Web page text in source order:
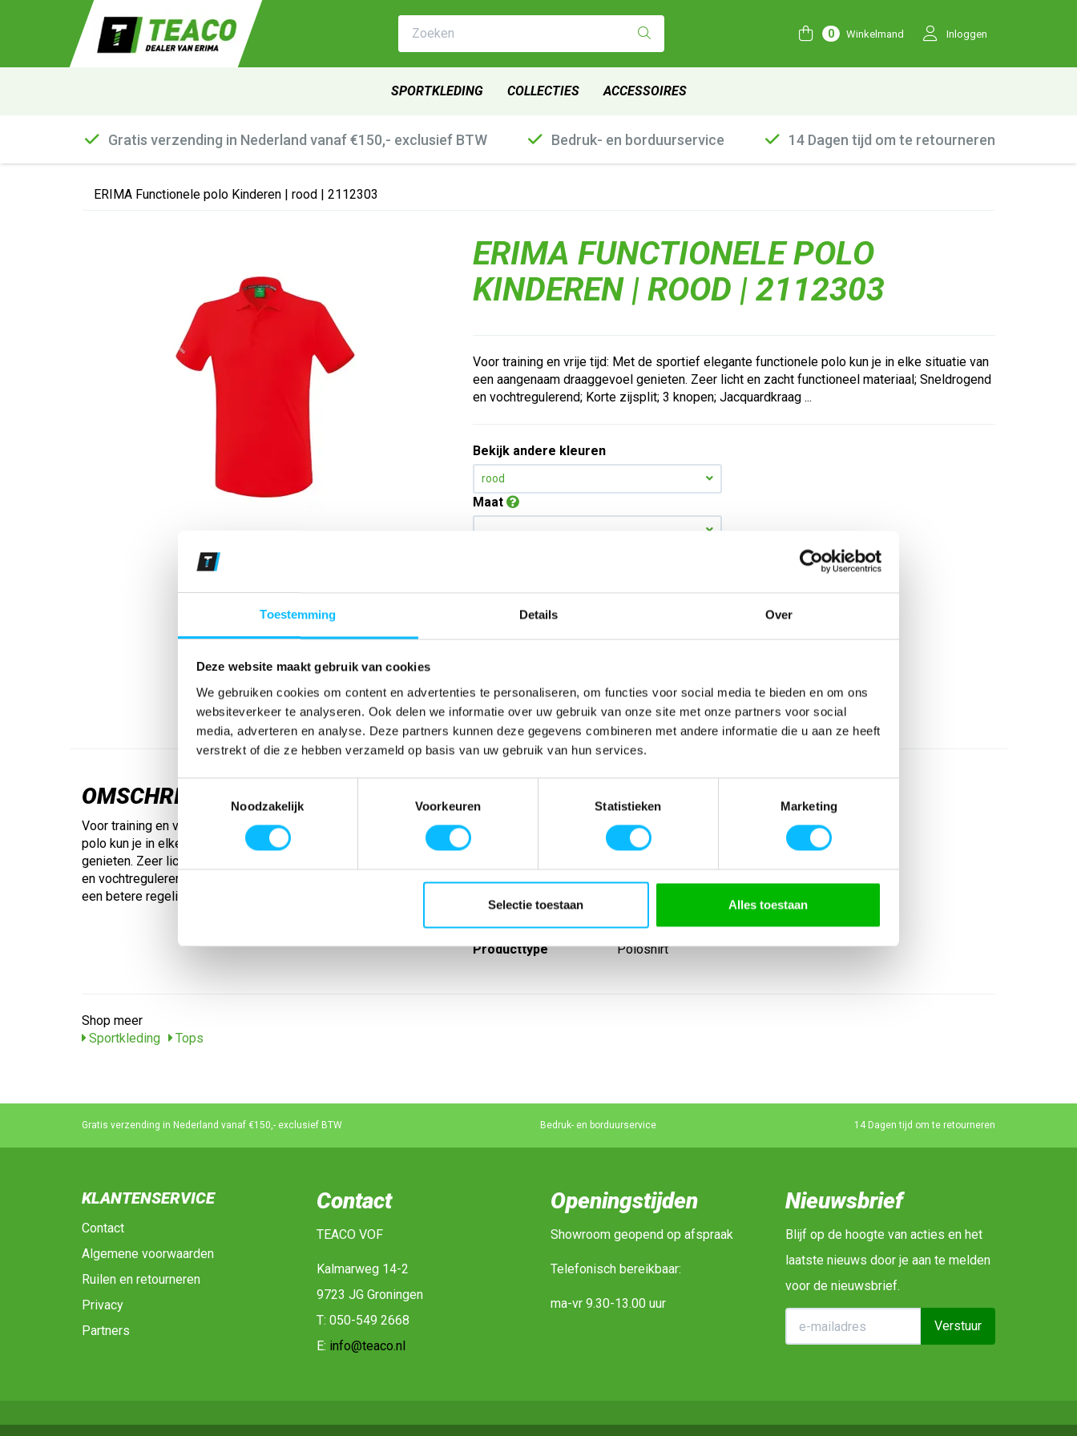
Toestemming Details Over
Deze website maakt gebruik van cookies
We gebruiken cookies om content en advertenties te personaliseren, om functies voor social media te bieden en om ons
websiteverkeer te analyseren. Ook delen we informatie over uw gebruik van onze site met onze partners voor social
media, adverteren en analyse. Deze partners kunnen deze gegevens combineren met andere informatie die u aan ze heeft
verstrekt of die ze hebben verzameld op basis van uw gebruik van hun services.
Toestemmingsselectie
Noodzakelijk
Voorkeuren Statistieken Marketing
Selectie toestaan Alles toestaan
0 Winkelmand Inloggen
SPORTKLEDING COLLECTIES ACCESSOIRES
Gratis verzending in Nederland vanaf €150,- exclusief BTW Bedruk- en borduurservice 14 Dagen tijd om te retourneren
ERIMA Functionele polo Kinderen | rood | 2112303
ERIMA FUNCTIONELE POLO
KINDEREN | ROOD | 2112303
Voor training en vrije tijd: Met de sportief elegante functionele polo kun je in elke situatie van
een aangenaam draaggevoel genieten. Zeer licht en zacht functioneel materiaal; Sneldrogend
en vochtregulerend; Korte zijsplit; 3 knopen; Jacquardkraag ...
Bekijk andere kleuren
rood
Maat
*Gratis verzending vanaf €150,- exclusief BTW
OMSCHRIJVING
Voor training en vrije tijd: Met de sportief elegante functionele
polo kun je in elke situatie van een aangenaam draaggevoel
genieten. Zeer licht en zacht functioneel materiaal; Sneldrogend
en vochtregulerend; Korte zijsplit; 3 knopen; Jacquardkraag voor
een betere regeling van de lichaamstemperatuur in de nek
SPECIFICATIES
-
Model
2112301pk
Materiaal
Materiaal: 100% gerecycled polyester
Sport
Type groep
Tops
Producttype
Poloshirt
Shop meer
Sportkleding
Tops
Gratis verzending in Nederland vanaf €150,- exclusief BTW Bedruk- en borduurservice 14 Dagen tijd om te retourneren
KLANTENSERVICE
Contact
Algemene voorwaarden
Ruilen en retourneren
Privacy
Partners
Contact
TEACO VOF
Kalmarweg 14-2
9723 JG Groningen
T: 050-549 2668
E: info@teaco.nl
Openingstijden
Showroom geopend op afspraak
Telefonisch bereikbaar:
ma-vr 9.30-13.00 uur
Nieuwsbrief
Blijf op de hoogte van acties en het
laatste nieuws door je aan te melden
voor de nieuwsbrief.
Verstuur